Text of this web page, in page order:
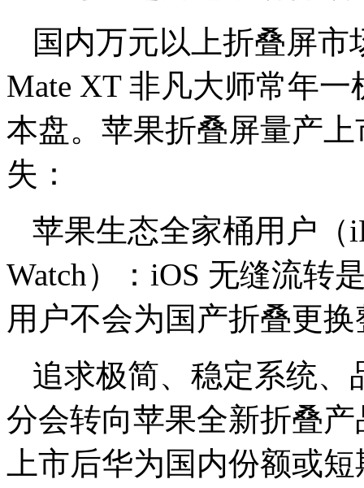
国内万元以上折叠屏市
Mate XT 非凡大师常年
本盘。苹果折叠屏量产
失：
苹果生态全家桶用户（
Watch）：iOS 无缝流转
用户不会为国产折叠更
追求极简、稳定系统、
分会转向苹果全新折叠
上市后华为国内份额或